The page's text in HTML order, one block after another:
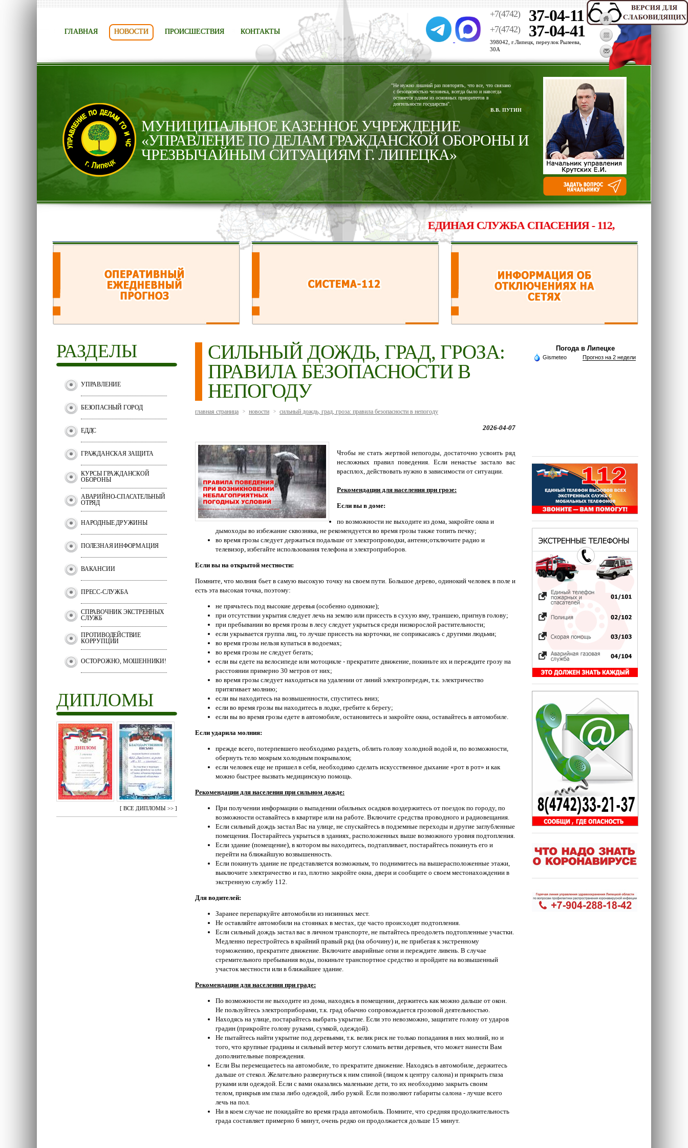
ГЛАВНАЯ НОВОСТИ ПРОИСШЕСТВИЯ КОНТАКТЫ
+7(4742) 37-04-11
+7(4742) 37-04-41
398042, г.Липецк, переулок Рылеева,
30А
"Не нужно лишний раз повторять, что все, что связано
с безопасностью человека, всегда было и навсегда
останется одним из основных приоритетов в
деятельности государства".
В.В. ПУТИН
МУНИЦИПАЛЬНОЕ КАЗЕННОЕ УЧРЕЖДЕНИЕ
«УПРАВЛЕНИЕ ПО ДЕЛАМ ГРАЖДАНСКОЙ ОБОРОНЫ И
ЧРЕЗВЫЧАЙНЫМ СИТУАЦИЯМ Г. ЛИПЕЦКА»
ЕДИНАЯ СЛУЖБА СПАСЕНИЯ - 112,
РАЗДЕЛЫ
УПРАВЛЕНИЕ
БЕЗОПАСНЫЙ ГОРОД
ЕДДС
ГРАЖДАНСКАЯ ЗАЩИТА
КУРСЫ ГРАЖДАНСКОЙ
ОБОРОНЫ
АВАРИЙНО-СПАСАТЕЛЬНЫЙ
ОТРЯД
НАРОДНЫЕ ДРУЖИНЫ
ПОЛЕЗНАЯ ИНФОРМАЦИЯ
ВАКАНСИИ
ПРЕСС-СЛУЖБА
СПРАВОЧНИК ЭКСТРЕННЫХ
СЛУЖБ
ПРОТИВОДЕЙСТВИЕ
КОРРУПЦИИ
ОСТОРОЖНО, МОШЕННИКИ!
ДИПЛОМЫ
[ ВСЕ ДИПЛОМЫ >> ]
СИЛЬНЫЙ ДОЖДЬ, ГРАД, ГРОЗА:
ПРАВИЛА БЕЗОПАСНОСТИ В
НЕПОГОДУ
главная страница > новости > сильный дождь, град, гроза: правила безопасности в непогоду
2026-04-07
Чтобы не стать жертвой непогоды, достаточно усвоить ряд
несложных правил поведения. Если ненастье застало вас
врасплох, действовать нужно в зависимости от ситуации.
Рекомендации для населения при грозе:
Если вы в доме:
по возможности не выходите из дома, закройте окна и
дымоходы во избежание сквозняка, не рекомендуется во время грозы также топить печку;
во время грозы следует держаться подальше от электропроводки, антенн;отключите радио и
телевизор, избегайте использования телефона и электроприборов.
Если вы на открытой местности:
Помните, что молния бьет в самую высокую точку на своем пути. Большое дерево, одинокий человек в поле и
есть эта высокая точка, поэтому:
не прячьтесь под высокие деревья (особенно одинокие);
при отсутствии укрытия следует лечь на землю или присесть в сухую яму, траншею, пригнув голову;
при пребывании во время грозы в лесу следует укрыться среди низкорослой растительности;
если укрывается группа лиц, то лучше присесть на корточки, не соприкасаясь с другими людьми;
во время грозы нельзя купаться в водоемах;
во время грозы не следует бегать;
если вы едете на велосипеде или мотоцикле - прекратите движение, покиньте их и переждите грозу на
расстоянии примерно 30 метров от них;
во время грозы следует находиться на удалении от линий электропередач, т.к. электричество
притягивает молнию;
если вы находитесь на возвышенности, спуститесь вниз;
если во время грозы вы находитесь в лодке, гребите к берегу;
если вы во время грозы едете в автомобиле, остановитесь и закройте окна, оставайтесь в автомобиле.
Если ударила молния:
прежде всего, потерпевшего необходимо раздеть, облить голову холодной водой и, по возможности,
обернуть тело мокрым холодным покрывалом;
если человек еще не пришел в себя, необходимо сделать искусственное дыхание «рот в рот» и как
можно быстрее вызвать медицинскую помощь.
Рекомендации для населения при сильном дожде:
При получении информации о выпадении обильных осадков воздержитесь от поездок по городу, по
возможности оставайтесь в квартире или на работе. Включите средства проводного и радиовещания.
Если сильный дождь застал Вас на улице, не спускайтесь в подземные переходы и другие заглубленные
помещения. Постарайтесь укрыться в зданиях, расположенных выше возможного уровня подтопления.
Если здание (помещение), в котором вы находитесь, подтапливает, постарайтесь покинуть его и
перейти на ближайшую возвышенность.
Если покинуть здание не представляется возможным, то поднимитесь на вышерасположенные этажи,
выключите электричество и газ, плотно закройте окна, двери и сообщите о своем местонахождении в
экстренную службу 112.
Для водителей:
Заранее перепаркуйте автомобили из низинных мест.
Не оставляйте автомобили на стоянках в местах, где часто происходят подтопления.
Если сильный дождь застал вас в личном транспорте, не пытайтесь преодолеть подтопленные участки.
Медленно перестройтесь в крайний правый ряд (на обочину) и, не прибегая к экстренному
торможению, прекратите движение. Включите аварийные огни и переждите ливень. В случае
стремительного пребывания воды, покиньте транспортное средство и пройдите на возвышенный
участок местности или в ближайшее здание.
Рекомендации для населения при граде:
По возможности не выходите из дома, находясь в помещении, держитесь как можно дальше от окон.
Не пользуйтесь электроприборами, т.к. град обычно сопровождается грозовой деятельностью.
Находясь на улице, постарайтесь выбрать укрытие. Если это невозможно, защитите голову от ударов
градин (прикройте голову руками, сумкой, одеждой).
Не пытайтесь найти укрытие под деревьями, т.к. велик риск не только попадания в них молний, но и
того, что крупные градины и сильный ветер могут сломать ветви деревьев, что может нанести Вам
дополнительные повреждения.
Если Вы перемещаетесь на автомобиле, то прекратите движение. Находясь в автомобиле, держитесь
дальше от стекол. Желательно развернуться к ним спиной (лицом к центру салона) и прикрыть глаза
руками или одеждой. Если с вами оказались маленькие дети, то их необходимо закрыть своим
телом, прикрыв им глаза либо одеждой, либо рукой. Если позволяют габариты салона - лучше всего
лечь на пол.
Ни в коем случае не покидайте во время града автомобиль. Помните, что средняя продолжительность
града составляет примерно 6 минут, очень редко он продолжается дольше 15 минут.
Погода в Липецке
Gismeteo Прогноз на 2 недели